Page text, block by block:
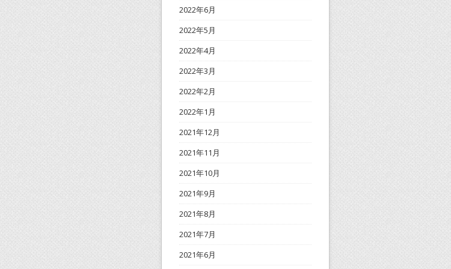
2022年6月
2022年5月
2022年4月
2022年3月
2022年2月
2022年1月
2021年12月
2021年11月
2021年10月
2021年9月
2021年8月
2021年7月
2021年6月